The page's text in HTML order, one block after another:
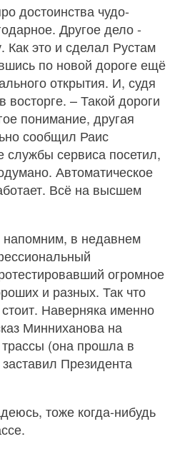
достоинства чудо-
Другое дело -
Как это и сделал Рустам
по новой дороге ещё
открытия. И, судя
восторге. – Такой дороги
понимание, другая
сообщил Раис
службы сервиса посетил,
Автоматическое
Всё на высшем
напомним, в недавнем
огромное
и разных. Так что
Наверняка именно
Минниханова на
(она прошла в
Президента
тоже когда-нибудь